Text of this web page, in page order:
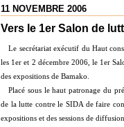
11 NOVEMBRE 2006
Vers le 1er Salon de
Le secrétariat exécutif du Haut
les 1er et 2 décembre 2006, le 1er
des expositions de Bamako.
Placé sous le haut patronage du
de la lutte contre le SIDA de faire
expositions et des sessions de